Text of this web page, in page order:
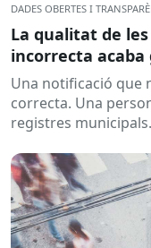
DADES OBERTES I
La qualitat de
incorrecta
Una notificació que
correcta. Una
registres